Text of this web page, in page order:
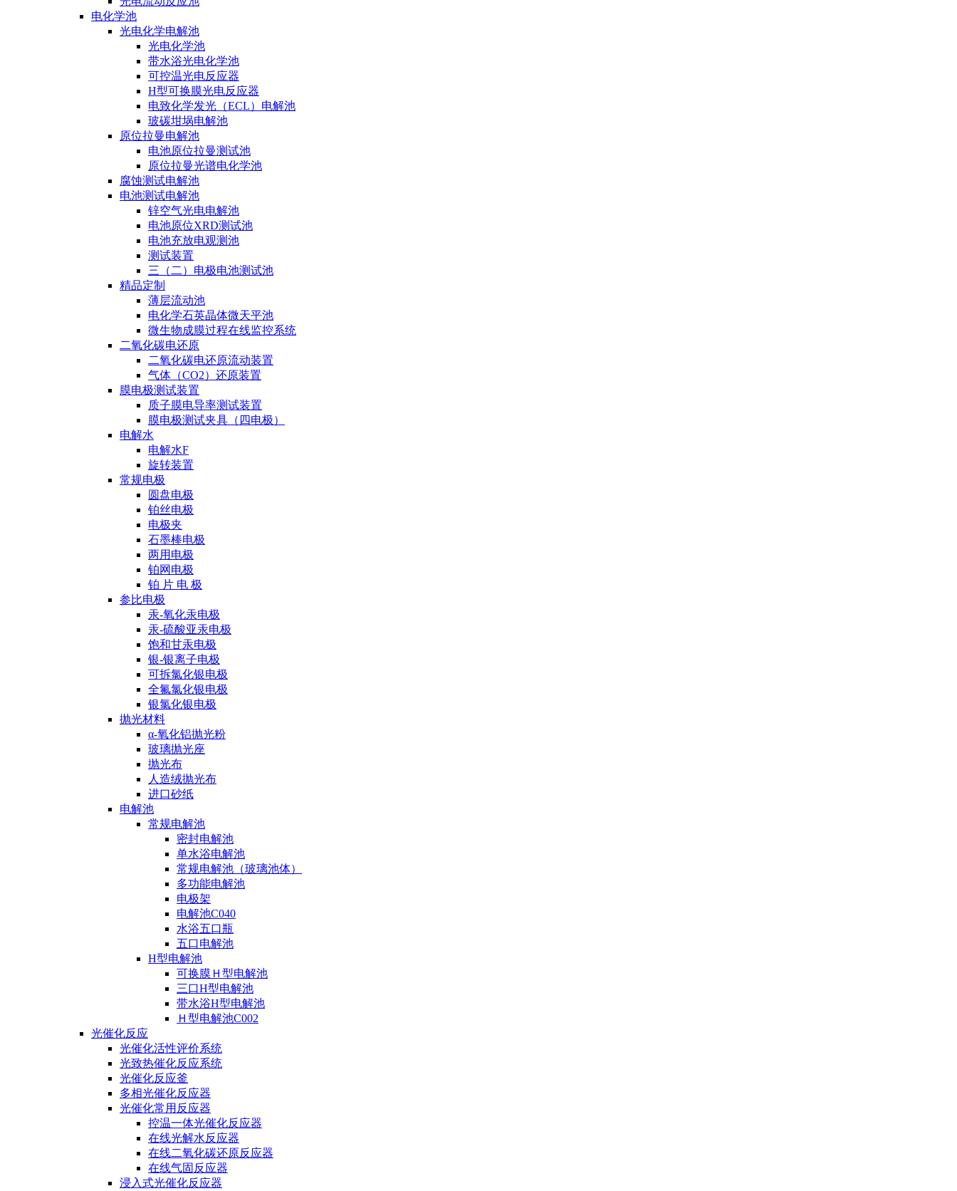
电化学池
光电化学电解池
光电化学池
带水浴光电化学池
可控温光电反应器
H型可换膜光电反应器
电致化学发光（ECL）电解池
玻碳坩埚电解池
原位拉曼电解池
电池原位拉曼测试池
原位拉曼光谱电化学池
腐蚀测试电解池
电池测试电解池
锌空气光电电解池
电池原位XRD测试池
电池充放电观测池
测试装置
三（二）电极电池测试池
精品定制
薄层流动池
电化学石英晶体微天平池
微生物成膜过程在线监控系统
二氧化碳电还原
二氧化碳电还原流动装置
气体（CO2）还原装置
膜电极测试装置
质子膜电导率测试装置
膜电极测试夹具（四电极）
电解水
电解水F
旋转装置
常规电极
圆盘电极
铂丝电极
电极夹
石墨棒电极
两用电极
铂网电极
铂 片 电 极
参比电极
汞-氧化汞电极
汞-硫酸亚汞电极
饱和甘汞电极
银-银离子电极
可拆氯化银电极
全氟氯化银电极
银氯化银电极
抛光材料
α-氧化铝抛光粉
玻璃抛光座
抛光布
人造绒抛光布
进口砂纸
电解池
常规电解池
密封电解池
单水浴电解池
常规电解池（玻璃池体）
多功能电解池
电极架
电解池C040
水浴五口瓶
五口电解池
H型电解池
可换膜Ｈ型电解池
三口H型电解池
带水浴H型电解池
Ｈ型电解池C002
光催化反应
光催化活性评价系统
光致热催化反应系统
光催化反应釜
多相光催化反应器
光催化常用反应器
控温一体光催化反应器
在线光解水反应器
在线二氧化碳还原反应器
在线气固反应器
浸入式光催化反应器